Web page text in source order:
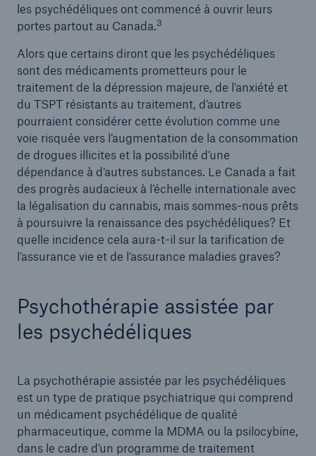
les psychédéliques ont commencé à ouvrir leurs
portes partout au Canada.3
Alors que certains diront que les psychédéliques
sont des médicaments prometteurs pour le
traitement de la dépression majeure, de l’anxiété et
du TSPT résistants au traitement, d’autres
pourraient considérer cette évolution comme une
voie risquée vers l’augmentation de la consommation
de drogues illicites et la possibilité d’une
dépendance à d’autres substances. Le Canada a fait
des progrès audacieux à l’échelle internationale avec
la légalisation du cannabis, mais sommes-nous prêts
à poursuivre la renaissance des psychédéliques? Et
quelle incidence cela aura-t-il sur la tarification de
l’assurance vie et de l’assurance maladies graves?
Psychothérapie assistée par
les psychédéliques
La psychothérapie assistée par les psychédéliques
est un type de pratique psychiatrique qui comprend
un médicament psychédélique de qualité
pharmaceutique, comme la MDMA ou la psilocybine,
dans le cadre d’un programme de traitement